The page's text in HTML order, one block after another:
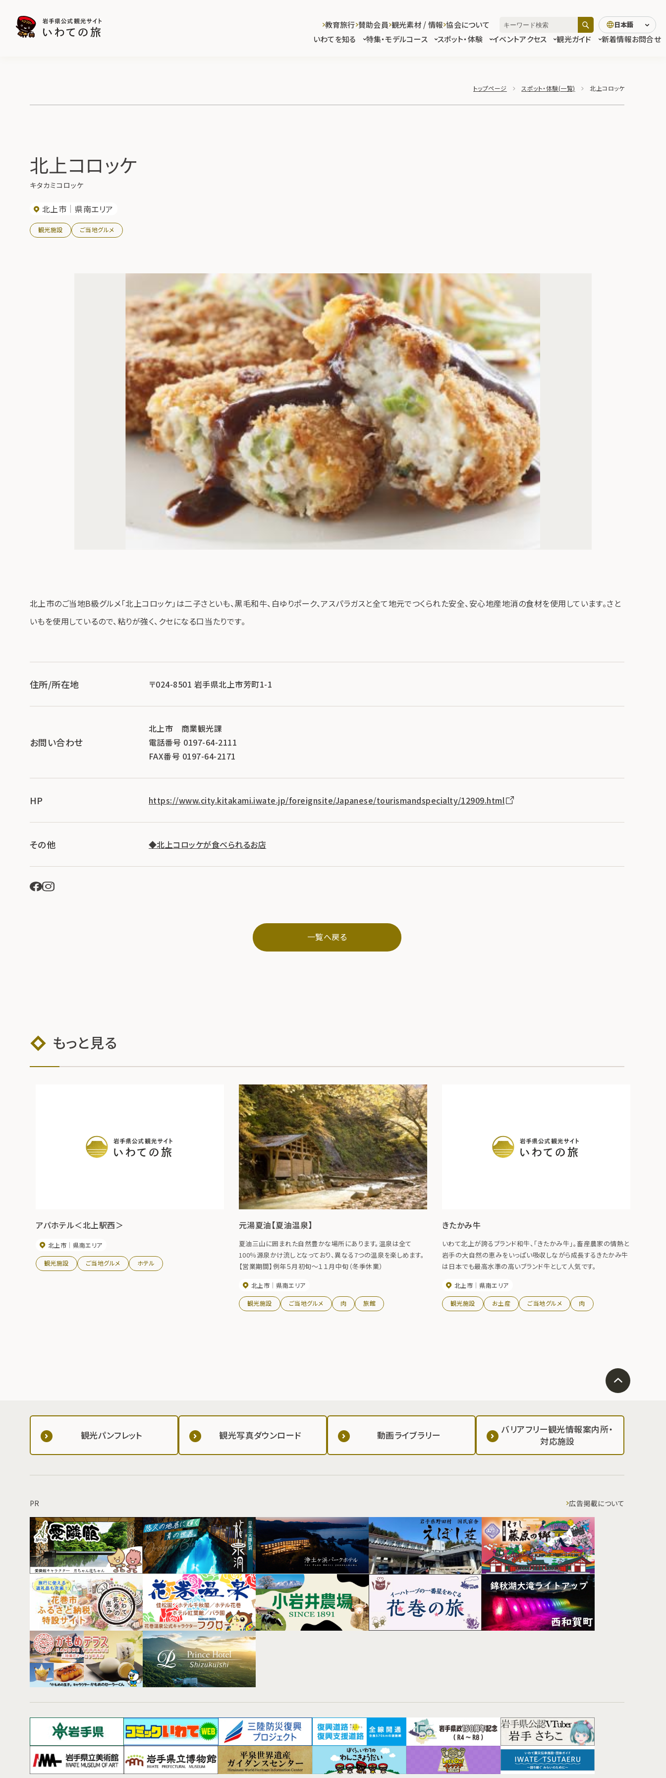
いわてを知る 特集・モデルコース スポット・体験 イベントアクセス 観光ガイド 新着情報お問合せ
教育旅行 賛助会員 観光素材 / 情報 協会について 日本語
トップページ スポット・体験(一覧) 北上コロッケ
北上コロッケ
キタカミコロッケ
北上市 県南エリア
観光施設 ご当地グルメ
北上市のご当地B級グルメ「北上コロッケ」は二子さといも、黒毛和牛、白ゆりポーク、アスパラガスと全て地元でつくられた安全、安心地産地消の食材を使用しています。さと
いもを使用しているので、粘りが強く、クセになる口当たりです。
住所/所在地 〒024-8501 岩手県北上市芳町1-1
お問い合わせ
北上市 商業観光課
電話番号 0197-64-2111
FAX番号 0197-64-2171
HP https://www.city.kitakami.iwate.jp/foreignsite/Japanese/tourismandspecialty/12909.html
その他 ◆北上コロッケが食べられるお店
一覧へ戻る
もっと見る
アパホテル＜北上駅西＞
北上市 県南エリア
観光施設 ご当地グルメ ホテル
元湯夏油【夏油温泉】
夏油三山に囲まれた自然豊かな場所にあります。温泉は全て
100％源泉かけ流しとなっており、異なる7つの温泉を楽しめます。
【営業期間】例年５月初旬～１１月中旬（冬季休業）
北上市 県南エリア
観光施設 ご当地グルメ 肉 旅館
きたかみ牛
いわて北上が誇るブランド和牛、「きたかみ牛」。畜産農家の情熱と
岩手の大自然の恵みをいっぱい吸収しながら成長するきたかみ牛
は日本でも最高水準の高いブランド牛として人気です。
北上市 県南エリア
観光施設 お土産 ご当地グルメ 肉
観光パンフレット 観光写真ダウンロード 動画ライブラリー
バリアフリー観光情報案内所・
対応施設
PR 広告掲載について